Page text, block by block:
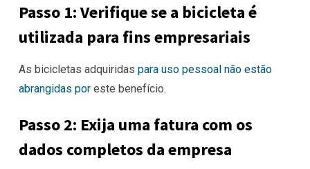
Passo 1: Verifique se a bicicleta é
utilizada para fins empresariais
As bicicletas adquiridas para uso pessoal não estão
abrangidas por este benefício.
Passo 2: Exija uma fatura com os
dados completos da empresa